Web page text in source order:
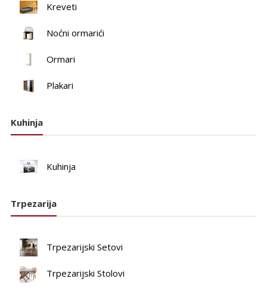
Kreveti
Noćni ormarići
Ormari
Plakari
Kuhinja
Kuhinja
Trpezarija
Trpezarijski Setovi
Trpezarijski Stolovi